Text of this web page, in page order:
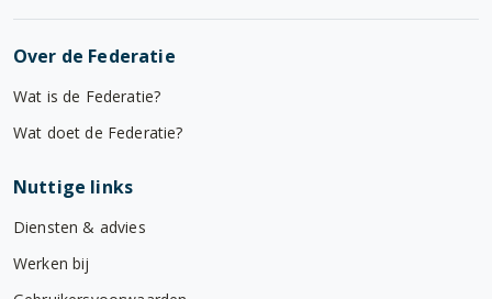
Over de Federatie
Wat is de Federatie?
Wat doet de Federatie?
Nuttige links
Diensten & advies
Werken bij